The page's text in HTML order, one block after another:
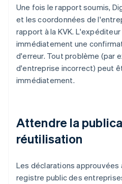
Une fois le rapport soumis,
et les coordonnées de
rapport à la KVK.
immédiatement une
d'erreur. Tout problème (par
d'entreprise incorrect) peut
immédiatement.
Attendre la
réutilisation
Les déclarations approuvées
registre public des